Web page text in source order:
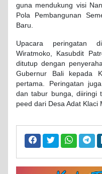
guna mendukung visi
Pola Pembangunan
Baru.
Upacara peringatan
Wiratmoko, Kasubdit
ditutup dengan
Gubernur Bali kepada
pertama. Peringatan
dan tabur bunga, diiringi
peed dari Desa Adat Klaci